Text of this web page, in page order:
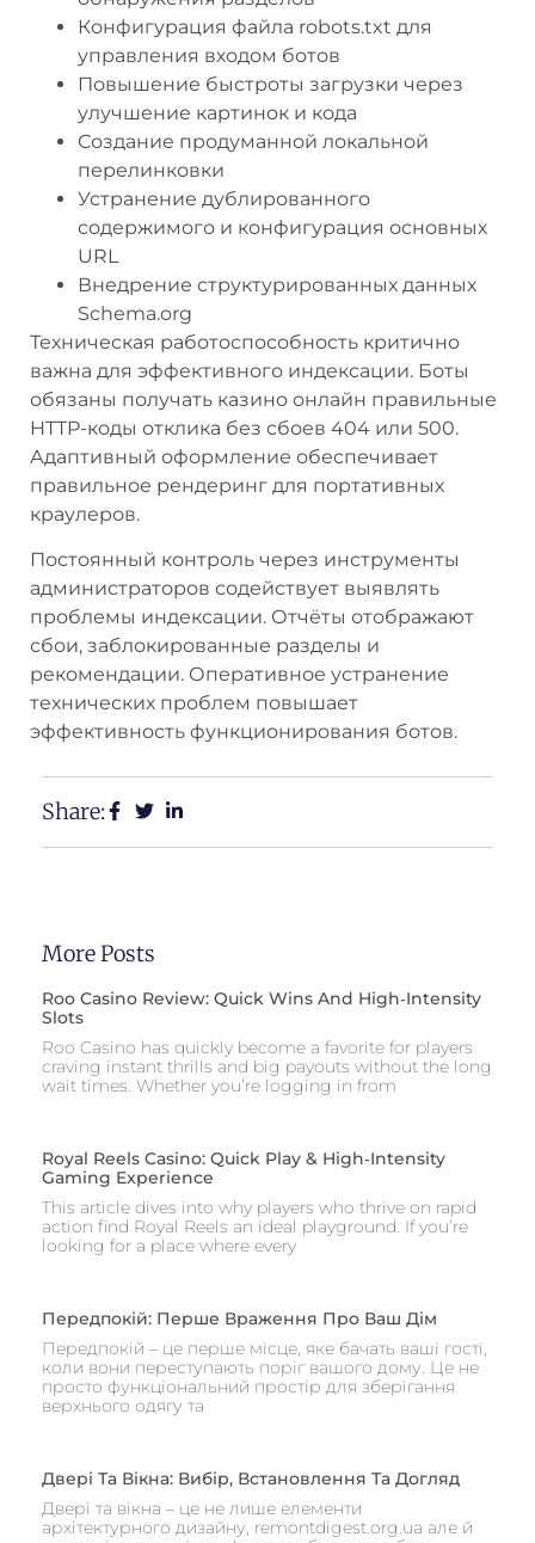
Конфигурация файла robots.txt для
управления входом ботов
Повышение быстроты загрузки через
улучшение картинок и кода
Создание продуманной локальной
перелинковки
Устранение дублированного
содержимого и конфигурация основных
URL
Внедрение структурированных данных
Schema.org
Техническая работоспособность критично
важна для эффективного индексации. Боты
обязаны получать казино онлайн правильные
HTTP-коды отклика без сбоев 404 или 500.
Адаптивный оформление обеспечивает
правильное рендеринг для портативных
краулеров.
Постоянный контроль через инструменты
администраторов содействует выявлять
проблемы индексации. Отчёты отображают
сбои, заблокированные разделы и
рекомендации. Оперативное устранение
технических проблем повышает
эффективность функционирования ботов.
Share:
More Posts
Roo Casino Review: Quick Wins And High‑Intensity
Slots
Roo Casino has quickly become a favorite for players
craving instant thrills and big payouts without the long
wait times. Whether you’re logging in from
Royal Reels Casino: Quick Play & High‑Intensity
Gaming Experience
This article dives into why players who thrive on rapid
action find Royal Reels an ideal playground. If you’re
looking for a place where every
Передпокій: Перше Враження Про Ваш Дім
Передпокій – це перше місце, яке бачать ваші гості,
коли вони переступають поріг вашого дому. Це не
просто функціональний простір для зберігання
верхнього одягу та
Двері Та Вікна: Вибір, Встановлення Та Догляд
Двері та вікна – це не лише елементи
архітектурного дизайну, remontdigest.org.ua але й